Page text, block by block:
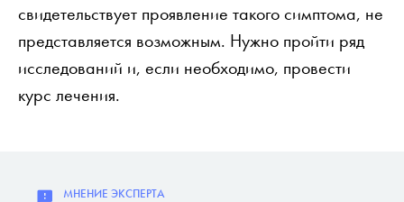
свидетельствует проявление такого симптома, не
представляется возможным. Нужно пройти ряд
исследований и, если необходимо, провести
курс лечения.